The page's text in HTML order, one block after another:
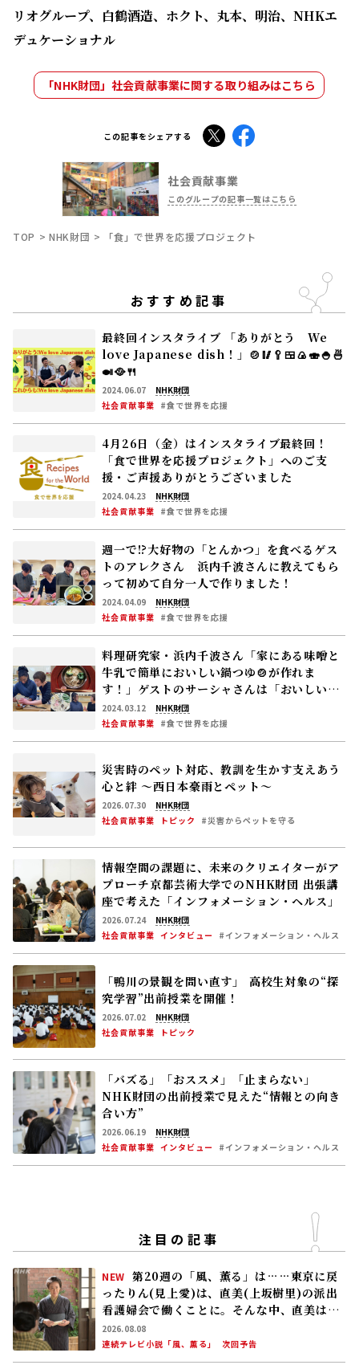
リオグループ、白鶴酒造、ホクト、丸本、明治、NHKエ
デュケーショナル
「NHK財団」社会貢献事業に関する取り組みはこちら
この記事をシェアする X Facebook
社会貢献事業
このグループの記事一覧はこちら
TOP NHK財団 「食」で世界を応援プロジェクト
おすすめ記事
最終回インスタライブ 「ありがとう We
love Japanese dish！」🍲🥢🥄🍱🍙🍣🍚🍜
🍛🥘🍴
2024.06.07
NHK財団
社会貢献事業 #食で世界を応援
4月26日（金）はインスタライブ最終回！
「食で世界を応援プロジェクト」へのご支
援・ご声援ありがとうございました
2024.04.23
NHK財団
社会貢献事業 #食で世界を応援
週一で!?大好物の「とんかつ」を食べるゲス
トのアレクさん 浜内千波さんに教えてもら
って初めて自分一人で作りました！
2024.04.09
NHK財団
社会貢献事業 #食で世界を応援
料理研究家・浜内千波さん「家にある味噌と
牛乳で簡単においしい鍋つゆ🍲が作れま
す！」ゲストのサーシャさんは「おいしいお
鍋で、いろいろな食材の栄養も知りました
ー」
2024.03.12
NHK財団
社会貢献事業 #食で世界を応援
災害時のペット対応、教訓を生かす――支えあう
心と絆 〜西日本豪雨とペット〜
2026.07.30
NHK財団
社会貢献事業
トピック #災害からペットを守る
情報空間の課題に、未来のクリエイターがア
プローチ――京都芸術大学でのNHK財団 出張講
座で考えた「インフォメーション・ヘルス」
2026.07.24
NHK財団
社会貢献事業 インタビュー #インフォメーション・ヘルス
「鴨川の景観を問い直す」―― 高校生対象の“探
究学習”出前授業を開催！
2026.07.02
NHK財団
社会貢献事業
トピック
「バズる」「おススメ」「止まらない」
NHK財団の出前授業で見えた“情報との向き
合い方”
2026.06.19
NHK財団
社会貢献事業 インタビュー #インフォメーション・ヘルス
注目の記事
NEW 第20週の「風、薫る」は……東京に戻
ったりん(見上愛)は、直美(上坂樹里)の派出
看護婦会で働くことに。そんな中、直美は自
分の理想とした無償の看護を始める
2026.08.08
連続テレビ小説「風、薫る」
次回予告